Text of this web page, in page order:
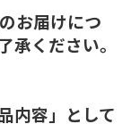
お届けにつ
承ください。
内容」として